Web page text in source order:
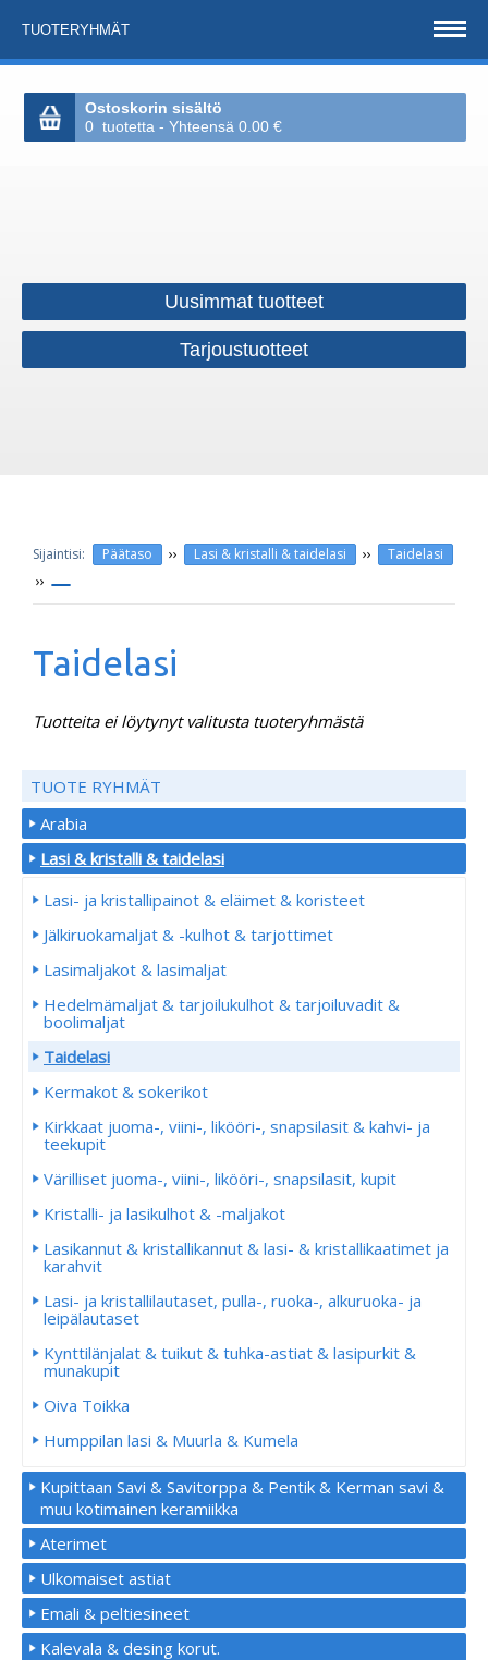
TUOTERYHMÄT
Ostoskorin sisältö
0 tuotetta - Yhteensä 0.00 €
Uusimmat tuotteet
Tarjoustuotteet
Päätaso ›› Lasi & kristalli & taidelasi ›› Taidelasi
››
Taidelasi
Tuotteita ei löytynyt valitusta tuoteryhmästä
TUOTE RYHMÄT
Arabia
Lasi & kristalli & taidelasi
Lasi- ja kristallipainot & eläimet & koristeet
Jälkiruokamaljat & -kulhot & tarjottimet
Lasimaljakot & lasimaljat
Hedelmämaljat & tarjoilukulhot & tarjoiluvadit &
boolimaljat
Taidelasi
Kermakot & sokerikot
Kirkkaat juoma-, viini-, likööri-, snapsilasit & kahvi- ja
teekupit
Värilliset juoma-, viini-, likööri-, snapsilasit, kupit
Kristalli- ja lasikulhot & -maljakot
Lasikannut & kristallikannut & lasi- & kristallikaatimet ja
karahvit
Lasi- ja kristallilautaset, pulla-, ruoka-, alkuruoka- ja
leipälautaset
Kynttilänjalat & tuikut & tuhka-astiat & lasipurkit &
munakupit
Oiva Toikka
Humppilan lasi & Muurla & Kumela
Kupittaan Savi & Savitorppa & Pentik & Kerman savi &
muu kotimainen keramiikka
Aterimet
Ulkomaiset astiat
Emali & peltiesineet
Kalevala & desing korut.